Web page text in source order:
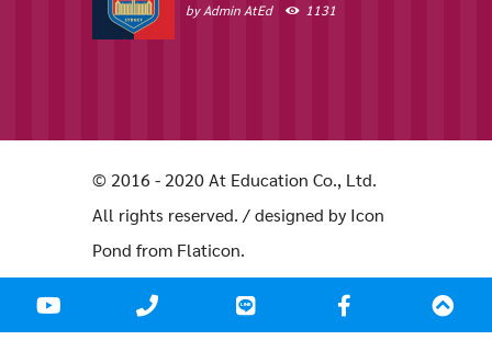
byAdmin AtEd 1131
© 2016 - 2020 At Education Co., Ltd.
All rights reserved. / designed by Icon
Pond from Flaticon.
ํYoutube facebook